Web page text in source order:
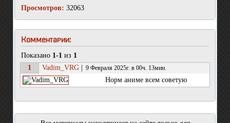
Просмотров: 32063
Комментарии:
Показано 1-1 из 1
1
Vadim_VRG 9 Февраля 2025г. в 00ч. 13мин.
Норм аниме всем советую